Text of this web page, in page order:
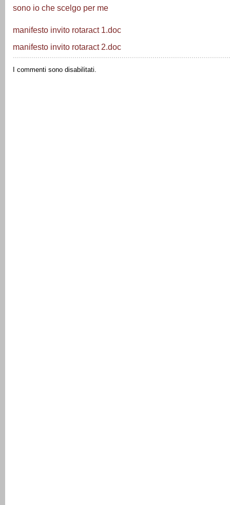
sono io che scelgo per me
manifesto invito rotaract 1.doc
manifesto invito rotaract 2.doc
I commenti sono disabilitati.